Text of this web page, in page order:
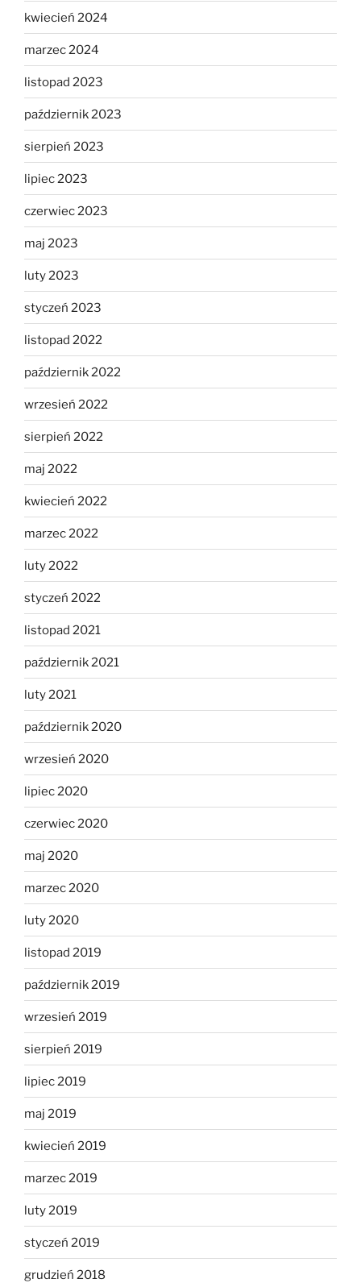
kwiecień 2024
marzec 2024
listopad 2023
październik 2023
sierpień 2023
lipiec 2023
czerwiec 2023
maj 2023
luty 2023
styczeń 2023
listopad 2022
październik 2022
wrzesień 2022
sierpień 2022
maj 2022
kwiecień 2022
marzec 2022
luty 2022
styczeń 2022
listopad 2021
październik 2021
luty 2021
październik 2020
wrzesień 2020
lipiec 2020
czerwiec 2020
maj 2020
marzec 2020
luty 2020
listopad 2019
październik 2019
wrzesień 2019
sierpień 2019
lipiec 2019
maj 2019
kwiecień 2019
marzec 2019
luty 2019
styczeń 2019
grudzień 2018